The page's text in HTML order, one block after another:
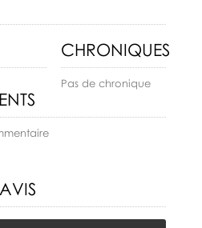
CHRONIQUES
Pas de chronique